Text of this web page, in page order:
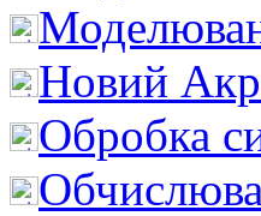
Новий
Обробка